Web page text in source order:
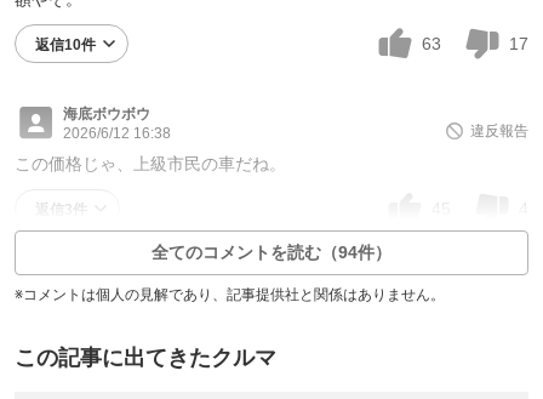
返信10件 63 17
海底ボウボウ
2026/6/12 16:38
違反報告
この価格じゃ、上級市民の車だね。
返信3件
全てのコメントを読む（94件）
※コメントは個人の見解であり、記事提供社と関係はありません。
この記事に出てきたクルマ